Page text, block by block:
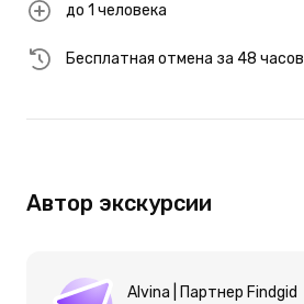
до 1 человека
Бесплатная отмена за 48 часов
Автор экскурсии
Alvina | Партнер Findgid